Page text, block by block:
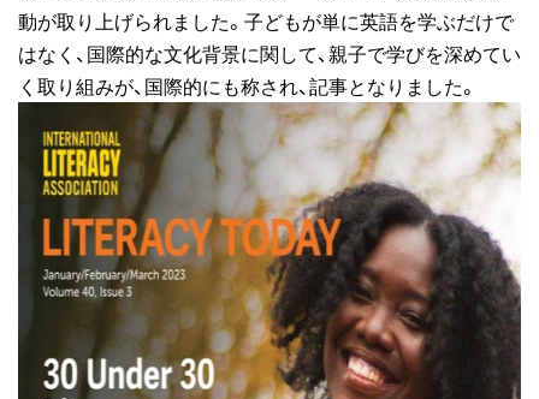
動が取り上げられました。子どもが単に英語を学ぶだけで
はなく、国際的な文化背景に関して、親子で学びを深めてい
く取り組みが、国際的にも称され、記事となりました。